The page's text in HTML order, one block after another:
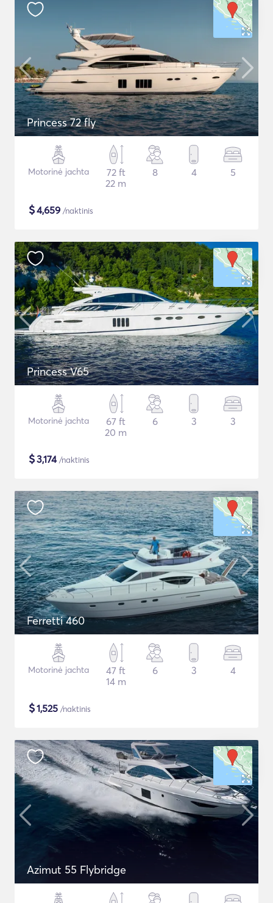
Princess 72 fly
Motorinė jachta
72 ft
22 m
8 4 5
$4,659 /naktinis
Princess V65
Motorinė jachta
67 ft
20 m
6 3 3
$3,174/naktinis
Ferretti 460
Motorinė jachta
47 ft
14 m
6 3 4
$1,525 /naktinis
Azimut 55 Flybridge